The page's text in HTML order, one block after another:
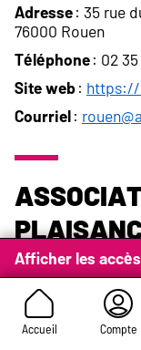
Accueil Compte
Afficher les
Adresse: 35 rue
76000 Rouen
Téléphone: 02
Site web: https://
Courriel:
Lacroix
Object
: Soutien
sauvegarde de la